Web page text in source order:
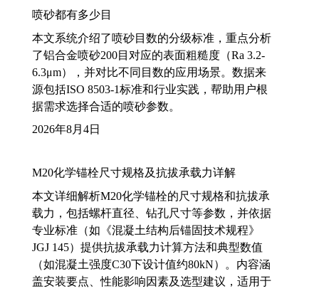
喷砂都有多少目
本文系统介绍了喷砂目数的分级标准，重点分析
了铝合金喷砂200目对应的表面粗糙度（Ra 3.2-
6.3μm），并对比不同目数的应用场景。数据来
源包括ISO 8503-1标准和行业实践，帮助用户根
据需求选择合适的喷砂参数。
2026年8月4日
M20化学锚栓尺寸规格及抗拔承载力详解
本文详细解析M20化学锚栓的尺寸规格和抗拔承
载力，包括螺杆直径、钻孔尺寸等参数，并依据
专业标准（如《混凝土结构后锚固技术规程》
JGJ 145）提供抗拔承载力计算方法和典型数值
（如混凝土强度C30下设计值约80kN）。内容涵
盖安装要点、性能影响因素及选型建议，适用于